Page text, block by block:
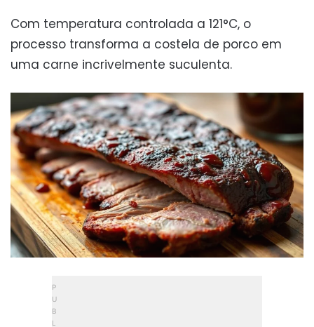
Com temperatura controlada a 121°C, o
processo transforma a costela de porco em
uma carne incrivelmente suculenta.